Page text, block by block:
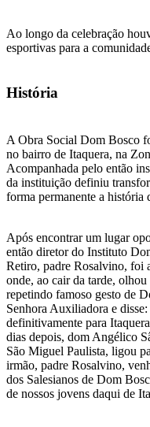
Ao longo da celebração
esportivas para a
História
A Obra Social Dom Bosco
no bairro de Itaquera, na
Acompanhada pelo então
da instituição definiu
forma permanente a história
Após encontrar um lugar
então diretor do Instituto
Retiro, padre Rosalvino, foi
onde, ao cair da tarde,
repetindo famoso gesto de
Senhora Auxiliadora e
definitivamente para
dias depois, dom Angélico
São Miguel Paulista, ligou
irmão, padre Rosalvino,
dos Salesianos de Dom
de nossos jovens daqui de